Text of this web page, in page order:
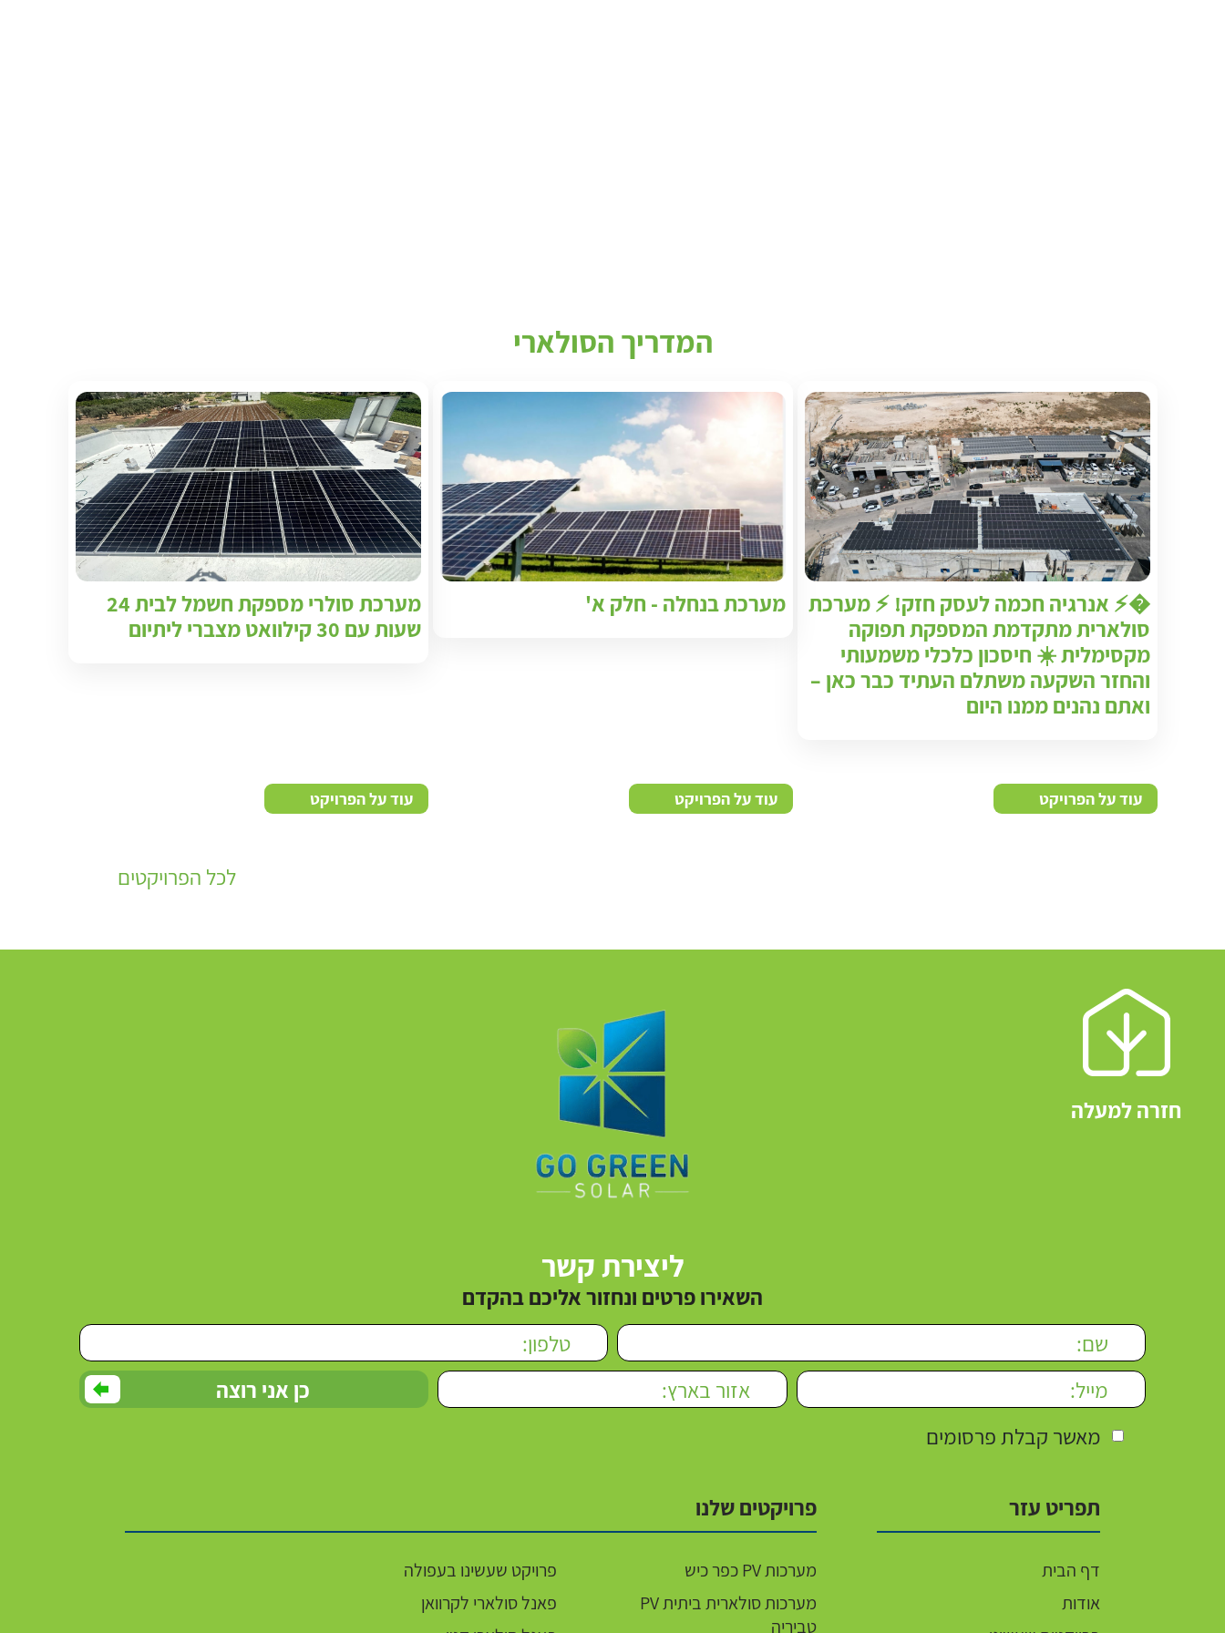
המדריך הסולארי
�⚡ אנרגיה חכמה לעסק חזק! ⚡ מערכת
סולארית מתקדמת המספקת תפוקה
מקסימלית ☀️ חיסכון כלכלי משמעותי
והחזר השקעה משתלם העתיד כבר כאן –
ואתם נהנים ממנו היום
עוד על הפרויקט
מערכת בנחלה - חלק א'
עוד על הפרויקט
מערכת סולרי מספקת חשמל לבית 24
שעות עם 30 קילוואט מצברי ליתיום
עוד על הפרויקט
לכל הפרויקטים
חזרה למעלה
ליצירת קשר
השאירו פרטים ונחזור אליכם בהקדם
Please leave this field empty.
מאשר קבלת פרסומים
תפריט עזר
דף הבית
אודות
פרויקטים שלנו
מערכות PV כפר כיש
מערכות סולארית ביתית PV
טביריה
פרויקט שעשינו בעפולה
פאנל סולארי לקרוואן